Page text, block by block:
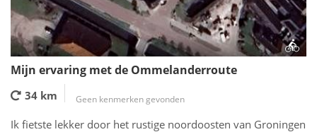
Mijn ervaring met de Ommelanderroute
34 km Geen kenmerken gevonden
Ik fietste lekker door het rustige noordoosten van Groningen